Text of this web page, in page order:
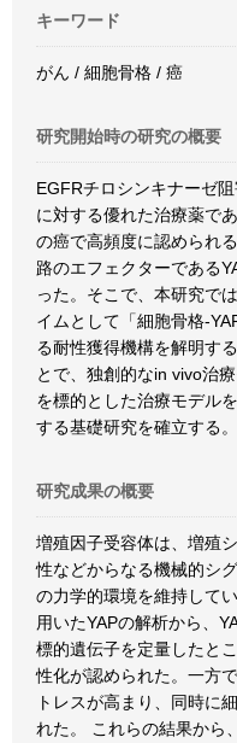
キーワード
がん / 細胞骨格 / 癌
研究開始時の研究の概要
EGFRチロシンキナーゼ
に対する優れた治療薬で
の癌で高頻度に認められ
路のエフェクターである
った。そこで、本研究で
イムとして「細胞骨格-
る耐性獲得機構を解明す
とで、独創的なin vivo治
を標的とした治療モデル
する基礎研究を確立する。
研究成果の概要
増殖因子受容体は、増殖
性などからなる機械的シ
の力学的環境を維持して
用いたYAPの解析から、
標的遺伝子を定量したと
性化が認められた。一方
トレスが高まり、同時に
れた。 これらの結果から